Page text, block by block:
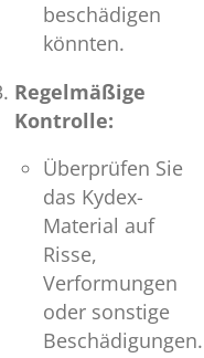
beschädigen
könnten.
Regelmäßige
Kontrolle:
Überprüfen Sie
das Kydex-
Material auf
Risse,
Verformungen
oder sonstige
Beschädigungen.